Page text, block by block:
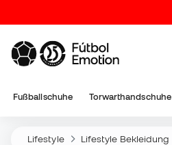
Fußballschuhe Torwarthandschuhe
Lifestyle Lifestyle Bekleidung